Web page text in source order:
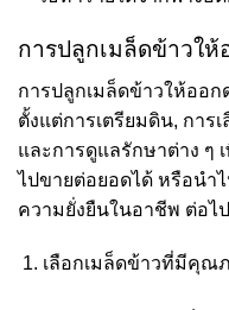
การปลูกเมล็ดข้าวให้
การปลูกเมล็ดข้าวให้ออ
ตั้งแต่การเตรียมดิน, การ
และการดูแลรักษาต่าง ๆ
ไปขายต่อยอดได้ หรือนำ
ความยั่งยืนในอาชีพ ต่อ
เลือกเมล็ดข้าวที่มีคุณ